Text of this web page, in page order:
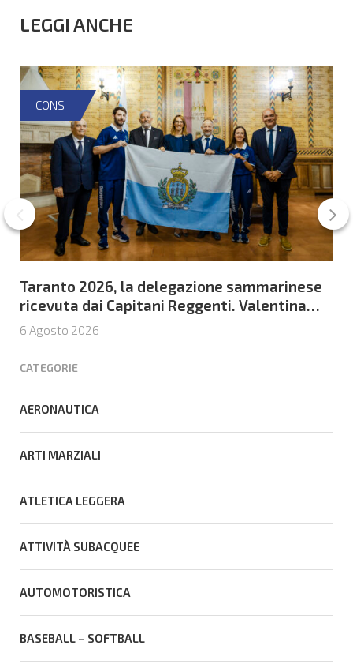
LEGGI ANCHE
CONS
Taranto 2026, la delegazione sammarinese
ricevuta dai Capitani Reggenti. Valentina
Venerucci e Jacopo Frisoni i due
portabandiera
6 Agosto 2026
CATEGORIE
AERONAUTICA
ARTI MARZIALI
ATLETICA LEGGERA
ATTIVITÀ SUBACQUEE
AUTOMOTORISTICA
BASEBALL – SOFTBALL